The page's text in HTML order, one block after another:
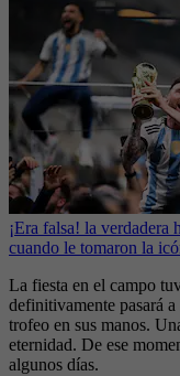
¡Era falsa! la verdadera
cuando le tomaron la
La fiesta en el campo
definitivamente pasará
trofeo en sus manos.
eternidad. De ese
algunos días.